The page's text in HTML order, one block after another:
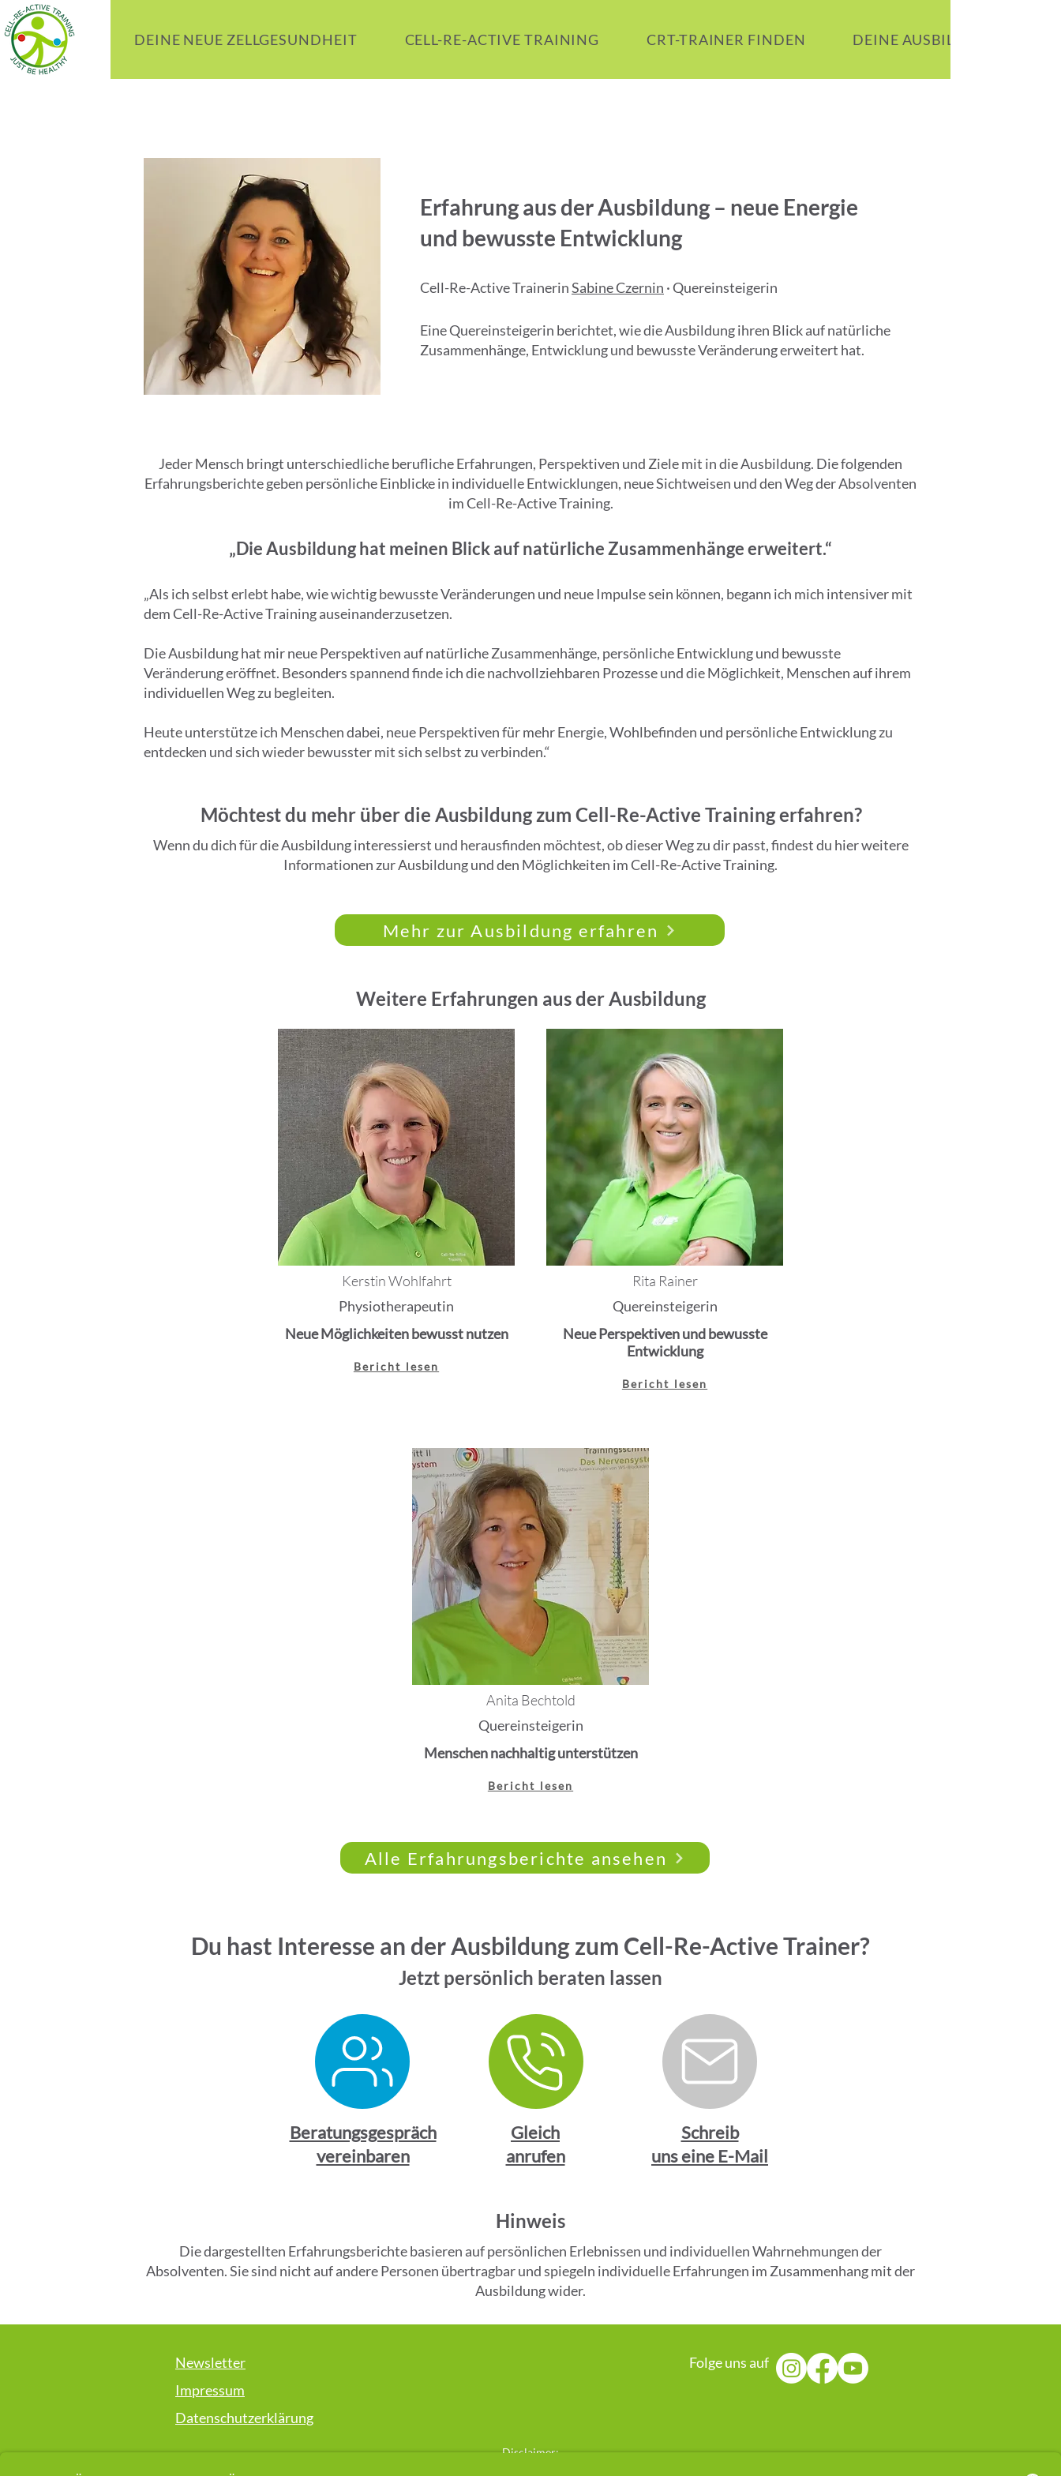
DEINE NEUE ZELLGESUNDHEIT CELL-RE-ACTIVE TRAINING CRT-TRAINER FINDEN DEINE AUSBILDUNG
Erfahrung aus der Ausbildung – neue Energie
und bewusste Entwicklung
Cell-Re-Active TrainerinSabine Czernin · Quereinsteigerin
Eine Quereinsteigerin berichtet, wie die Ausbildung ihren Blick auf natürliche
Zusammenhänge, Entwicklung und bewusste Veränderung erweitert hat.
Jeder Mensch bringt unterschiedliche berufliche Erfahrungen, Perspektiven und Ziele mit in die Ausbildung. Die folgenden
Erfahrungsberichte geben persönliche Einblicke in individuelle Entwicklungen, neue Sichtweisen und den Weg der Absolventen
im Cell-Re-Active Training.
„Die Ausbildung hat meinen Blick auf natürliche Zusammenhänge erweitert.“
„Als ich selbst erlebt habe, wie wichtig bewusste Veränderungen und neue Impulse sein können, begann ich mich intensiver mit
dem Cell-Re-Active Training auseinanderzusetzen.
Die Ausbildung hat mir neue Perspektiven auf natürliche Zusammenhänge, persönliche Entwicklung und bewusste
Veränderung eröffnet. Besonders spannend finde ich die nachvollziehbaren Prozesse und die Möglichkeit, Menschen auf ihrem
individuellen Weg zu begleiten.
Heute unterstütze ich Menschen dabei, neue Perspektiven für mehr Energie, Wohlbefinden und persönliche Entwicklung zu
entdecken und sich wieder bewusster mit sich selbst zu verbinden.“
Möchtest du mehr über die Ausbildung zum Cell-Re-Active Training erfahren?
Wenn du dich für die Ausbildung interessierst und herausfinden möchtest, ob dieser Weg zu dir passt, findest du hier weitere
Informationen zur Ausbildung und den Möglichkeiten im Cell-Re-Active Training.
Mehr zur Ausbildung erfahren
Weitere Erfahrungen aus der Ausbildung
Kerstin Wohlfahrt
Physiotherapeutin
Neue Möglichkeiten bewusst nutzen
Bericht lesen
Rita Rainer
Quereinsteigerin
Neue Perspektiven und bewusste
Entwicklung
Bericht lesen
Anita Bechtold
Quereinsteigerin
Menschen nachhaltig unterstützen
Bericht lesen
Alle Erfahrungsberichte ansehen
Du hast Interesse an der Ausbildung zum Cell-Re-Active Trainer?
Jetzt persönlich beraten lassen
Beratungsgespräch
vereinbaren
Gleich
anrufen
Schreib
uns eine E-Mail
Hinweis
​Die dargestellten Erfahrungsberichte basieren auf persönlichen Erlebnissen und individuellen Wahrnehmungen der
Absolventen. Sie sind nicht auf andere Personen übertragbar und spiegeln individuelle Erfahrungen im Zusammenhang mit der
Ausbildung wider.
Newsletter
Impressum
Folge uns auf
Datenschutzerklärung
Disclaimer: